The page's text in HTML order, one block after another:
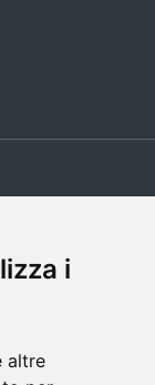
i
altre
alle
2003/98/CE e
di Firenze